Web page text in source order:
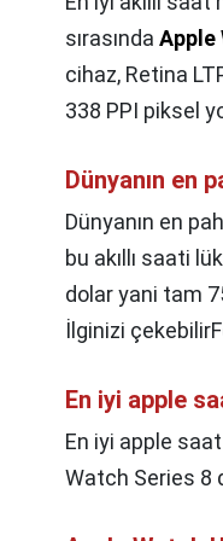
sırasında Apple
cihaz, Retina
338 PPI piksel
Dünyanın en
Dünyanın en
bu akıllı saati
dolar yani tam
İlginizi
En iyi apple
En iyi apple
Watch Series 8